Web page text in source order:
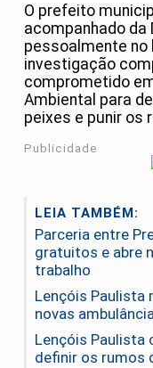
O prefeito
acompanhado da
pessoalmente no
investigação
comprometido
Ambiental para
peixes e punir os
Publicidade
LEIA TAMBÉM:
Parceria entre
gratuitos e abre
trabalho
Lençóis
novas
Lençóis Paulista
definir os rumos